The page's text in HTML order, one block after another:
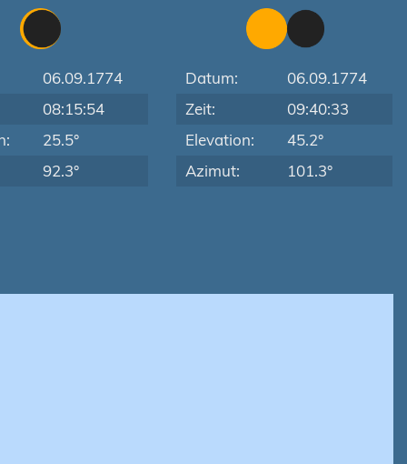
06.09.1774
08:15:54
25.5°
92.3°
Datum:
06.09.1774
Zeit:
09:40:33
Elevation:
45.2°
Azimut:
101.3°